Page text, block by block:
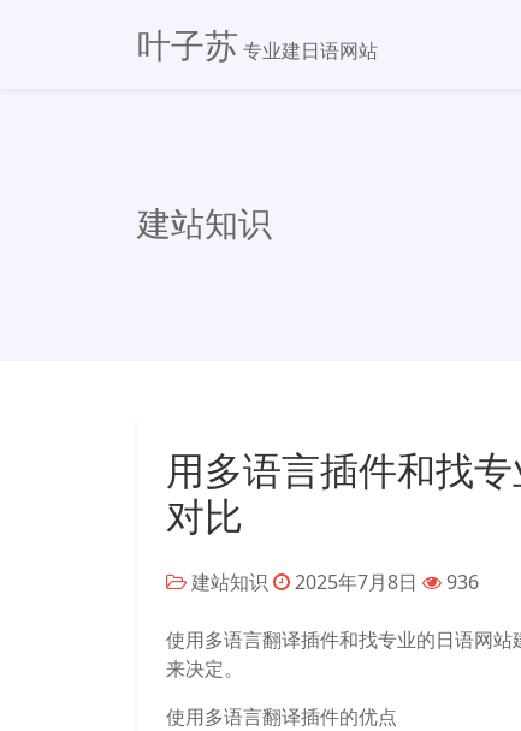
叶子苏 专业建日语网站
建站知识
用多语言插件和找
对比
建站知识 2025年7月8日 936
使用多语言翻译插件和找专业的日语网
来决定。
使用多语言翻译插件的优点